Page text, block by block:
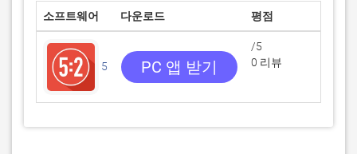
소프트웨어 다운로드 평점
5 PC 앱 받기
/5
0 리뷰